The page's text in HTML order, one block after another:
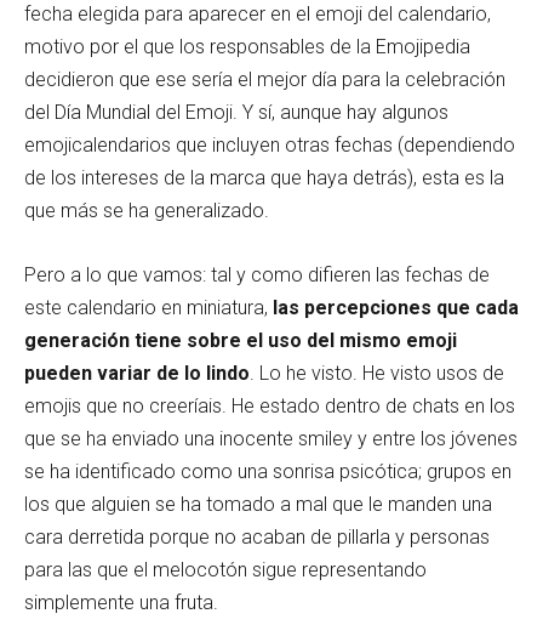
fecha elegida para aparecer en el emoji del calendario,
motivo por el que los responsables de la Emojipedia
decidieron que ese sería el mejor día para la celebración
del Día Mundial del Emoji. Y sí, aunque hay algunos
emojicalendarios que incluyen otras fechas (dependiendo
de los intereses de la marca que haya detrás), esta es la
que más se ha generalizado.
Pero a lo que vamos: tal y como difieren las fechas de
este calendario en miniatura, las percepciones que cada
generación tiene sobre el uso del mismo emoji
pueden variar de lo lindo . Lo he visto. He visto usos de
emojis que no creeríais. He estado dentro de chats en los
que se ha enviado una inocente smiley y entre los jóvenes
se ha identificado como una sonrisa psicótica; grupos en
los que alguien se ha tomado a mal que le manden una
cara derretida porque no acaban de pillarla y personas
para las que el melocotón sigue representando
simplemente una fruta.